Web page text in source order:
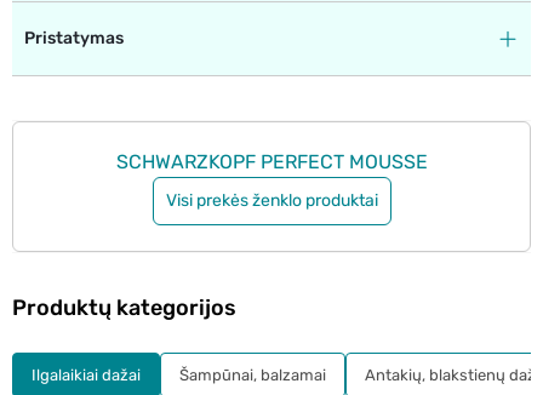
Pristatymas
SCHWARZKOPF PERFECT MOUSSE
Visi prekės ženklo produktai
Produktų kategorijos
Ilgalaikiai dažai Šampūnai, balzamai Antakių, blakstienų